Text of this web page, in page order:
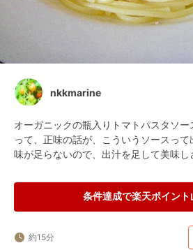
nkkmarine
オーガニックの瓶入りトマトパスタソー
って、正味の話が、こういうソースっ
味が足らないので、出汁を足して美味し
条件達成で楽天ポイント
約15分